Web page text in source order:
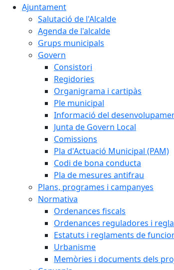
Ajuntament
Salutació de l'Alcalde
Agenda de l'alcalde
Grups municipals
Govern
Consistori
Regidories
Organigrama i cartipàs
Ple municipal
Informació del
Junta de Govern Local
Comissions
Pla d'Actuació Municipal (PAM)
Codi de bona conducta
Pla de mesures antifrau
Plans, programes i campanyes
Normativa
Ordenances fiscals
Ordenances reguladores i
Estatuts i reglaments de
Urbanisme
Memòries i documents dels